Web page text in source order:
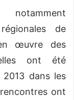
notamment
de
œuvre des
ont été
dans les
ont